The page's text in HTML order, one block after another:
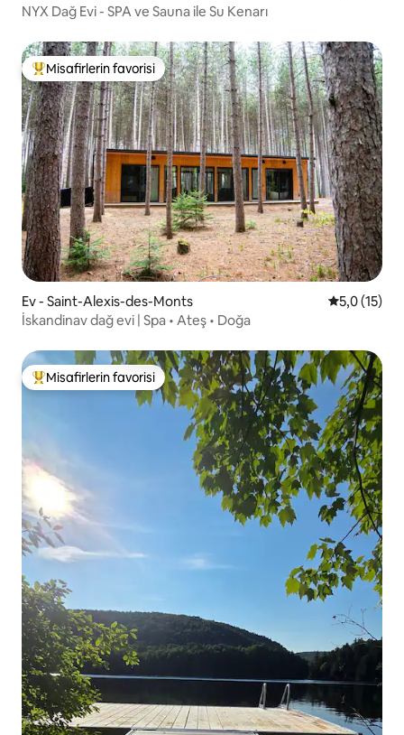
NYX Dağ Evi - SPA ve Sauna ile Su Kenarı
Misafirlerin favorilerinden en beğenilenler arasında
Misafirlerin favorisi
Ev - Saint-Alexis-des-Monts 55,0 (15)
İskandinav dağ evi | Spa • Ateş • Doğa
Misafirlerin favorilerinden en beğenilenler arasında
Misafirlerin favorisi